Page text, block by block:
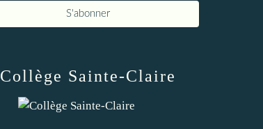
Collège Sainte-Claire